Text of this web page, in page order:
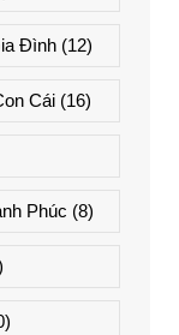
Đình (12)
Cái(16)
Phúc (8)